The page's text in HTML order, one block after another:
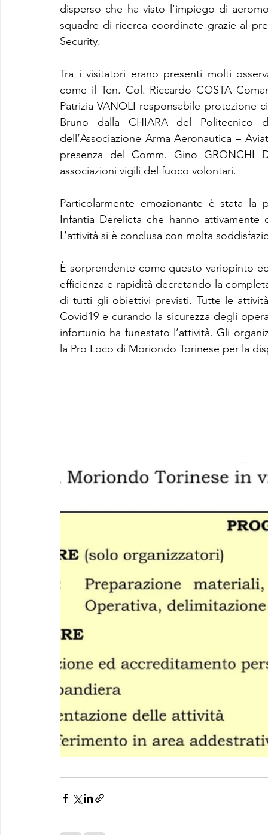
disperso che ha visto l’impiego di
squadre di ricerca coordinate grazie al
Security.
Tra i visitatori erano presenti molti
come il Ten. Col. Riccardo COSTA
Patrizia VANOLI responsabile protezione
Bruno dalla CHIARA del Politecnico
dell’Associazione Arma Aeronautica –
presenza del Comm. Gino GRONCHI
associazioni vigili del fuoco volontari.
Particolarmente emozionante è stata la
Infantia Derelicta che hanno attivamente
L’attività si è conclusa con molta
È sorprendente come questo variopinto
efficienza e rapidità decretando la
di tutti gli obiettivi previsti. Tutte le
Covid19 e curando la sicurezza degli
infortunio ha funestato l’attività. Gli
la Pro Loco di Moriondo Torinese per la